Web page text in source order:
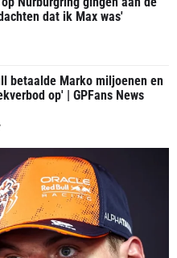
dat ik Max was'
betaalde Marko miljoenen en
op' | GPFans News